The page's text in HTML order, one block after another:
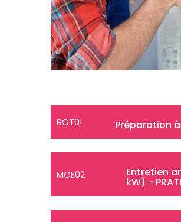
RGT01 Préparation
MCE02 Entretien
kW) -